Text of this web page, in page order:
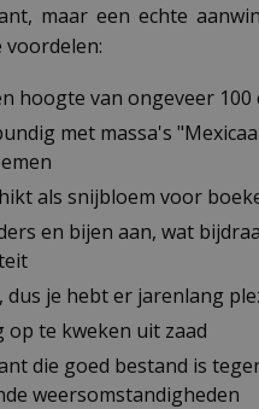
maar een echte
hoogte van ongeveer 100
met massa's
als snijbloem voor
en bijen aan, wat
dus je hebt er jarenlang
op te kweken uit zaad
die goed bestand is
weersomstandigheden